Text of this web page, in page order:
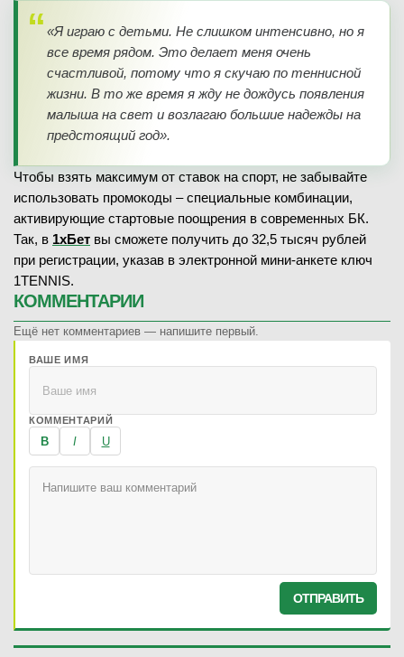
«Я играю с детьми. Не слишком интенсивно, но я
все время рядом. Это делает меня очень
счастливой, потому что я скучаю по теннисной
жизни. В то же время я жду не дождусь появления
малыша на свет и возлагаю большие надежды на
предстоящий год».
Чтобы взять максимум от ставок на спорт, не забывайте
использовать промокоды – специальные комбинации,
активирующие стартовые поощрения в современных БК.
Так, в 1хБет вы сможете получить до 32,5 тысяч рублей
при регистрации, указав в электронной мини-анкете ключ
1TENNIS.
КОММЕНТАРИИ
Ещё нет комментариев — напишите первый.
ВАШЕ ИМЯ
КОММЕНТАРИЙ
B I U
ОТПРАВИТЬ